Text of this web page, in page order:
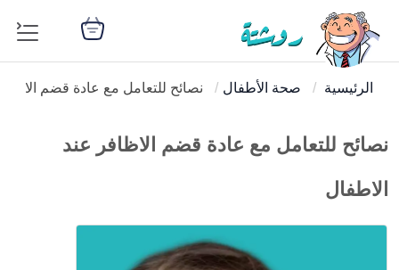
الرئيسية صحة الأطفال نصائح للتعامل مع عادة قضم
نصائح للتعامل مع عادة قضم الاظافر عند
الاطفال